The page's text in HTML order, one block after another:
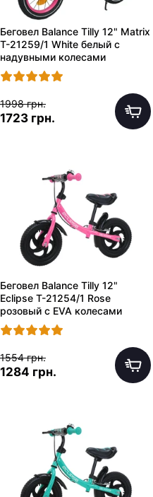
Беговел Balance Tilly 12" Matrix
T-21259/1 White белый с
надувными колесами
1998 грн.
1723 грн.
Беговел Balance Tilly 12"
Eclipse T-21254/1 Rose
розовый с EVA колесами
1554 грн.
1284 грн.